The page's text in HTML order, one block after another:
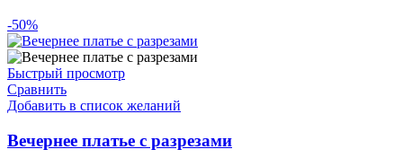
-50%
Быстрый просмотр
Сравнить
Добавить в список желаний
Вечернее платье с разрезами